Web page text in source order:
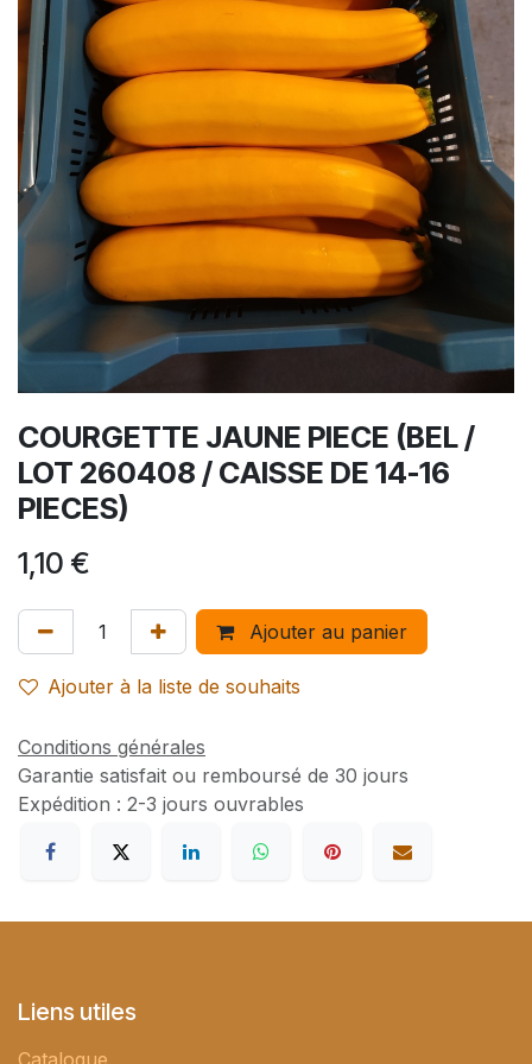
COURGETTE JAUNE PIECE (BEL /
LOT 260408 / CAISSE DE 14-16
PIECES)
1,10 €
Ajouter au panier
Ajouter à la liste de souhaits
Conditions générales
Garantie satisfait ou remboursé de 30 jours
Expédition : 2-3 jours ouvrables
Liens utiles
Catalogue